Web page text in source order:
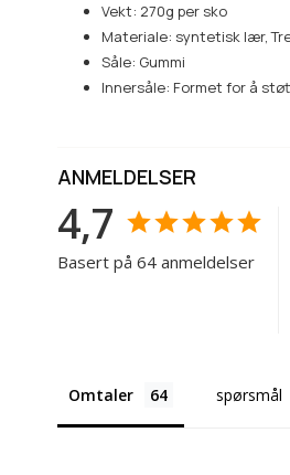
Vekt: 270g per sko
Materiale: syntetisk lær,
Såle: Gummi
Innersåle: Formet for å
ANMELDELSER
4,7
Basert på 64 anmeldelser
Omtaler spørsmål